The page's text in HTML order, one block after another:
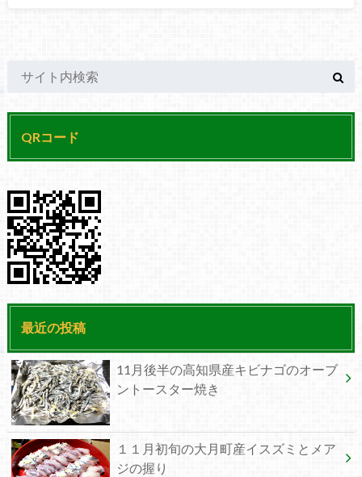
QRコード
最近の投稿
11月後半の高知県産キビナゴのオーブ
ントースター焼き
１１月初旬の大月町産イスズミとメア
ジの握り